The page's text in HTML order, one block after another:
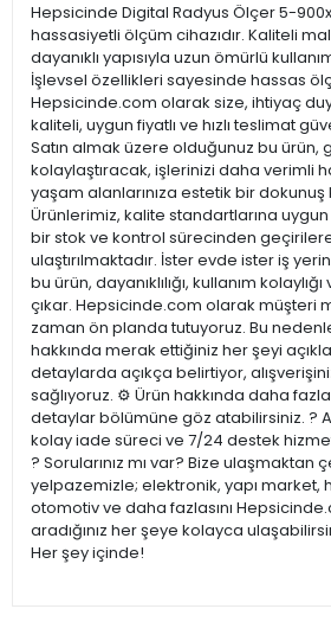
Hepsicinde Digital Radyus Ölçer 5-
hassasiyetli ölçüm cihazıdır. Kaliteli
dayanıklı yapısıyla uzun ömürlü
İşlevsel özellikleri sayesinde hassas
Hepsicinde.com olarak size, ihtiyaç
kaliteli, uygun fiyatlı ve hızlı teslimat
Satın almak üzere olduğunuz bu ürün,
kolaylaştıracak, işlerinizi daha verimli
yaşam alanlarınıza estetik bir dokunuş
Ürünlerimiz, kalite standartlarına
bir stok ve kontrol sürecinden
ulaştırılmaktadır. İster evde ister iş
bu ürün, dayanıklılığı, kullanım
çıkar. Hepsicinde.com olarak müşteri
zaman ön planda tutuyoruz. Bu
hakkında merak ettiğiniz her şeyi
detaylarda açıkça belirtiyor,
sağlıyoruz. ⚙️ Ürün hakkında daha
detaylar bölümüne göz atabilirsiniz. ?
kolay iade süreci ve 7/24 destek
? Sorularınız mı var? Bize ulaşmaktan
yelpazemizle; elektronik, yapı market,
otomotiv ve daha fazlasını
aradığınız her şeye kolayca
Her şey içinde!